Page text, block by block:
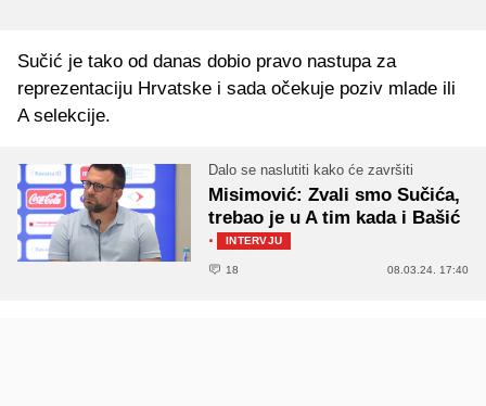
Sučić je tako od danas dobio pravo nastupa za
reprezentaciju Hrvatske i sada očekuje poziv mlade ili
A selekcije.
Dalo se naslutiti kako će završiti
Misimović: Zvali smo Sučića,
trebao je u A tim kada i Bašić
· INTERVJU
18 08.03.24. 17:40